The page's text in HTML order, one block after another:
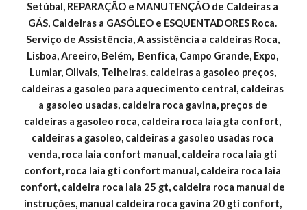
Setúbal, REPARAÇÃO e MANUTENÇÃO de Caldeiras a
GÁS, Caldeiras a GASÓLEO e ESQUENTADORES Roca.
Serviço de Assistência, A assistência a caldeiras Roca,
Lisboa, Areeiro, Belém,  Benfica, Campo Grande, Expo,
Lumiar, Olivais, Telheiras. caldeiras a gasoleo preços,
caldeiras a gasoleo para aquecimento central, caldeiras
a gasoleo usadas, caldeira roca gavina, preços de
caldeiras a gasoleo roca, caldeira roca laia gta confort,
caldeiras a gasoleo, caldeiras a gasoleo usadas roca
venda, roca laia confort manual, caldeira roca laia gti
confort, roca laia gti confort manual, caldeira roca laia
confort, caldeira roca laia 25 gt, caldeira roca manual de
instruções, manual caldeira roca gavina 20 gti confort,